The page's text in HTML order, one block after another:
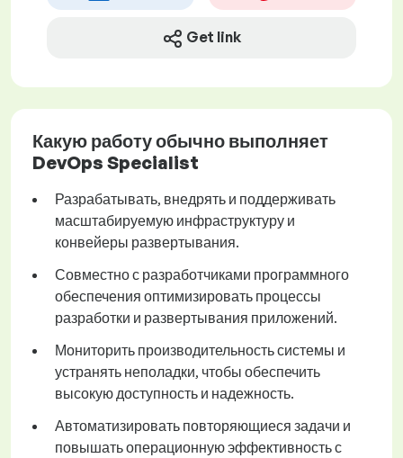
Get link
Какую работу обычно выполняет
DevOps Specialist
Разрабатывать, внедрять и поддерживать
масштабируемую инфраструктуру и
конвейеры развертывания.
Совместно с разработчиками программного
обеспечения оптимизировать процессы
разработки и развертывания приложений.
Мониторить производительность системы и
устранять неполадки, чтобы обеспечить
высокую доступность и надежность.
Автоматизировать повторяющиеся задачи и
повышать операционную эффективность с